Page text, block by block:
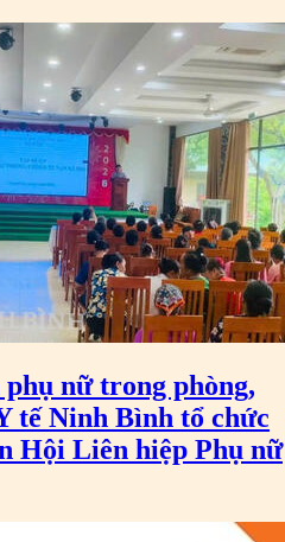
nữ trong phòng,
tế Ninh Bình tổ chức
Hội Liên hiệp Phụ nữ